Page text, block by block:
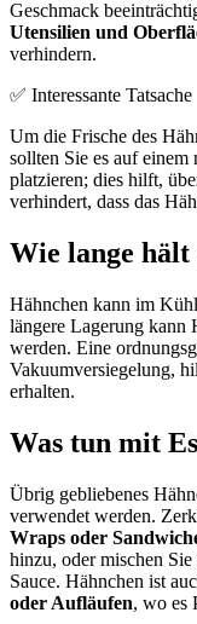
Geschmack
Utensilien und
verhindern.
✅ Interessante Tatsache
Um die Frische des
sollten Sie es auf einem
platzieren; dies hilft,
verhindert, dass das
Wie lange hält
Hähnchen kann im
längere Lagerung kann
werden. Eine
Vakuumversiegelung,
erhalten.
Was tun mit
Übrig gebliebenes
verwendet werden.
Wraps oder
hinzu, oder mischen Sie
Sauce. Hähnchen ist
oder Aufläufen, wo es